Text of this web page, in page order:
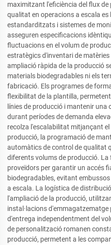
maximitzant l'eficiència del flux
qualitat en operacions a escala
estandarditzats i sistemes de
asseguren especificacions
fluctuacions en el volum de
estratègics d'inventari de
ampliació ràpida de la producció
materials biodegradables ni els
fabricació. Els programes de
flexibilitat de la plantilla,
línies de producció i mantenir
durant períodes de demanda
recolza l'escalabilitat mitjançant
producció, la programació de
automàtics de control de qualitat
diferents volums de producció.
proveïdors per garantir un accés
biodegradables, evitant
a escala. La logística de
l'ampliació de la producció,
instal·lacions
d'entrega independentment del
de personalització romanen
producció, permetent a les